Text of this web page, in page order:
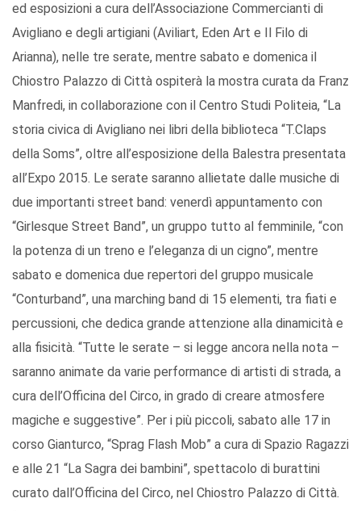
ed esposizioni a cura dell’Associazione Commercianti di
Avigliano e degli artigiani (Aviliart, Eden Art e Il Filo di
Arianna), nelle tre serate, mentre sabato e domenica il
Chiostro Palazzo di Città ospiterà la mostra curata da Franz
Manfredi, in collaborazione con il Centro Studi Politeia, “La
storia civica di Avigliano nei libri della biblioteca “T.Claps
della Soms”, oltre all’esposizione della Balestra presentata
all’Expo 2015. Le serate saranno allietate dalle musiche di
due importanti street band: venerdì appuntamento con
“Girlesque Street Band”, un gruppo tutto al femminile, “con
la potenza di un treno e l’eleganza di un cigno”, mentre
sabato e domenica due repertori del gruppo musicale
“Conturband”, una marching band di 15 elementi, tra fiati e
percussioni, che dedica grande attenzione alla dinamicità e
alla fisicità. “Tutte le serate – si legge ancora nella nota –
saranno animate da varie performance di artisti di strada, a
cura dell’Officina del Circo, in grado di creare atmosfere
magiche e suggestive”. Per i più piccoli, sabato alle 17 in
corso Gianturco, “Sprag Flash Mob” a cura di Spazio Ragazzi
e alle 21 “La Sagra dei bambini”, spettacolo di burattini
curato dall’Officina del Circo, nel Chiostro Palazzo di Città.